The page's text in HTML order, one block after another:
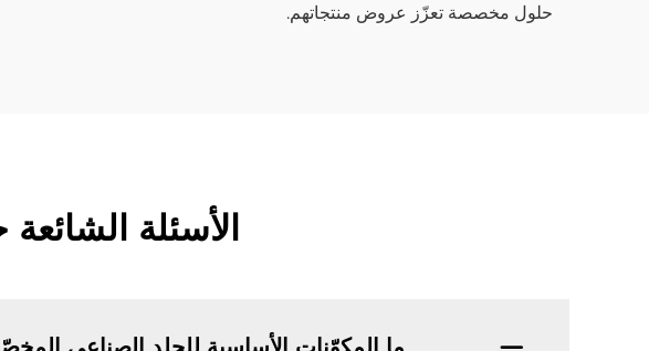
حلول مخصصة تعزّز عروض منتجاتهم.
الأسئلة